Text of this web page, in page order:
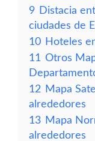
9 Distacia
ciudades de
10 Hoteles
11 Otros
12 Mapa
alrededores
13 Mapa
alrededores